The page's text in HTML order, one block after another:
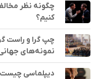
چگونه نظر
کنیم؟
چپ گرا و راست
نمونه‌های
دیپلماسی چیست؟